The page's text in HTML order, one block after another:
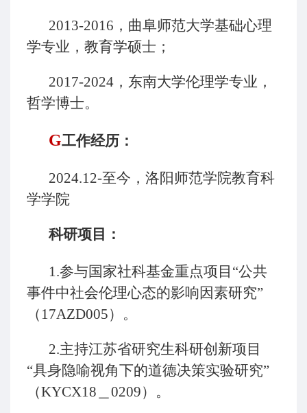
2013-2016，曲阜师范大学基础心理
学专业，教育学硕士；
2017-2024，东南大学伦理学专业，
哲学博士。
G工作经历：
2024.12-至今，洛阳师范学院教育科
学学院
科研项目：
1.参与国家社科基金重点项目“公共
事件中社会伦理心态的影响因素研究”
（17AZD005）。
2.主持江苏省研究生科研创新项目
“具身隐喻视角下的道德决策实验研究”
（KYCX18＿0209）。